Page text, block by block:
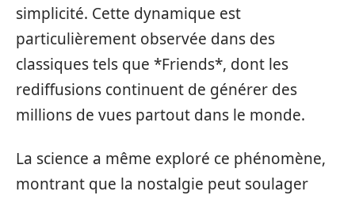
simplicité. Cette dynamique est
particulièrement observée dans des
classiques tels que *Friends*, dont les
rediffusions continuent de générer des
millions de vues partout dans le monde.
La science a même exploré ce phénomène,
montrant que la nostalgie peut soulager